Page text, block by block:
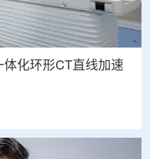
化环形CT直线加速